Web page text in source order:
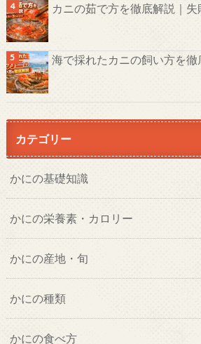
カニの茹で方を徹底解説｜
海で採れたカニの飼い方を徹
カテゴリー
かにの基礎知識
かにの栄養素・カロリー
かにの産地・旬
かにの種類
かにの食べ方